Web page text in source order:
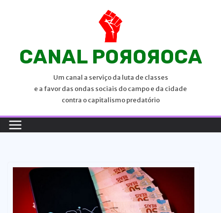
CANAL POЯOЯOCA
Um canal a serviço da luta de classes
e a favor das ondas sociais do campo e da cidade
contra o capitalismo predatório